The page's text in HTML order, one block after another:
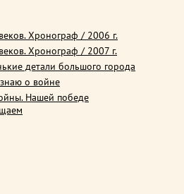
Хронограф / 2006 г.
Хронограф / 2007 г.
детали большого города
о войне
Нашей победе